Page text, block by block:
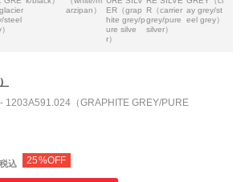
steel
arzipan）
ER（grap
hite grey/p
ure silve
r）
R（carrier
grey/pure
silver）
ay grey/st
eel grey）
1203A591.024（GRAPHITE GREY/PURE
税込 25%OFF